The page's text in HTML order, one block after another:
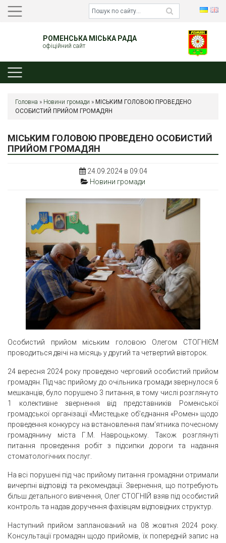
РОМЕНСЬКА МІСЬКА РАДА
офіційний сайт
Головна » Новини громади » МІСЬКИМ ГОЛОВОЮ ПРОВЕДЕНО
ОСОБИСТИЙ ПРИЙОМ ГРОМАДЯН
МІСЬКИМ ГОЛОВОЮ ПРОВЕДЕНО ОСОБИСТИЙ
ПРИЙОМ ГРОМАДЯН
24.09.2024 в 09:04
Новини громади
Особистий прийом міським головою Олегом СТОГНІЄМ
проводиться двічі на місяць у другий та четвертий вівторок.
24 вересня 2024 року проведено черговий особистий прийом
громадян. Під час прийому до очільника громади звернулося 6
мешканців, було порушено 3 питання, в тому числі розглянуто
1 колективне звернення від представників Роменської
громадської організації «Мистецьке об’єднання «Ромен» щодо
проведення конкурсу на встановлення пам’ятника почесному
громадянину міста Г.М. Навроцькому. Також розглянуті
питання проведення робіт з підсипки дороги та надання
стоматологічних послуг.
На всі порушені під час прийому питання громадяни отримали
вичерпні відповіді та рекомендації. Звернення, що потребують
більш детального вивчення, Олег СТОГНІЙ взяв під особистий
контроль та надав доручення фахівцям відповідних структур.
Наступний прийом запланований на 08 жовтня 2024 року.
Консультації громадян щодо прийомів, їх попередній запис на